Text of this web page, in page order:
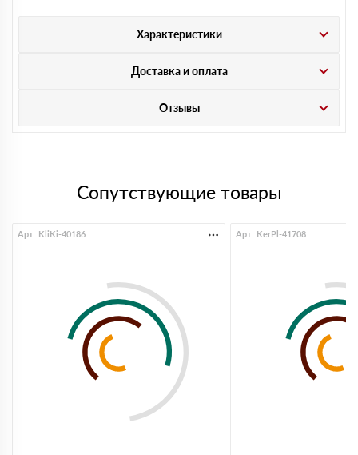
Характеристики
Доставка и оплата
Отзывы
Сопутствующие товары
Арт. KliKi-40186 Арт. KerPl-41708